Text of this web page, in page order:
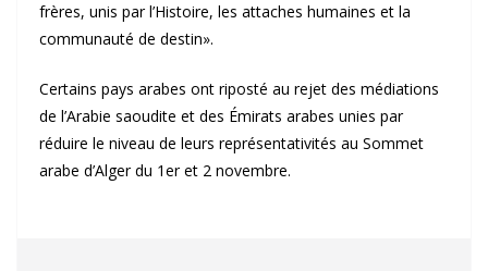
frères, unis par l’Histoire, les attaches humaines et la
communauté de destin».
Certains pays arabes ont riposté au rejet des médiations
de l’Arabie saoudite et des Émirats arabes unies par
réduire le niveau de leurs représentativités au Sommet
arabe d’Alger du 1er et 2 novembre.